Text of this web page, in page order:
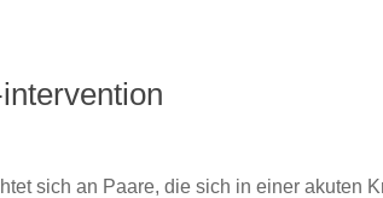
sich an Paare, die sich in einer akuten